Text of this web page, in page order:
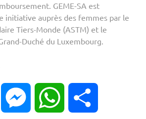
GEME-SA est
initiative auprès des femmes par le
Tiers-Monde (ASTM) et le
Duché du Luxembourg.
Twitter Messenger WhatsApp